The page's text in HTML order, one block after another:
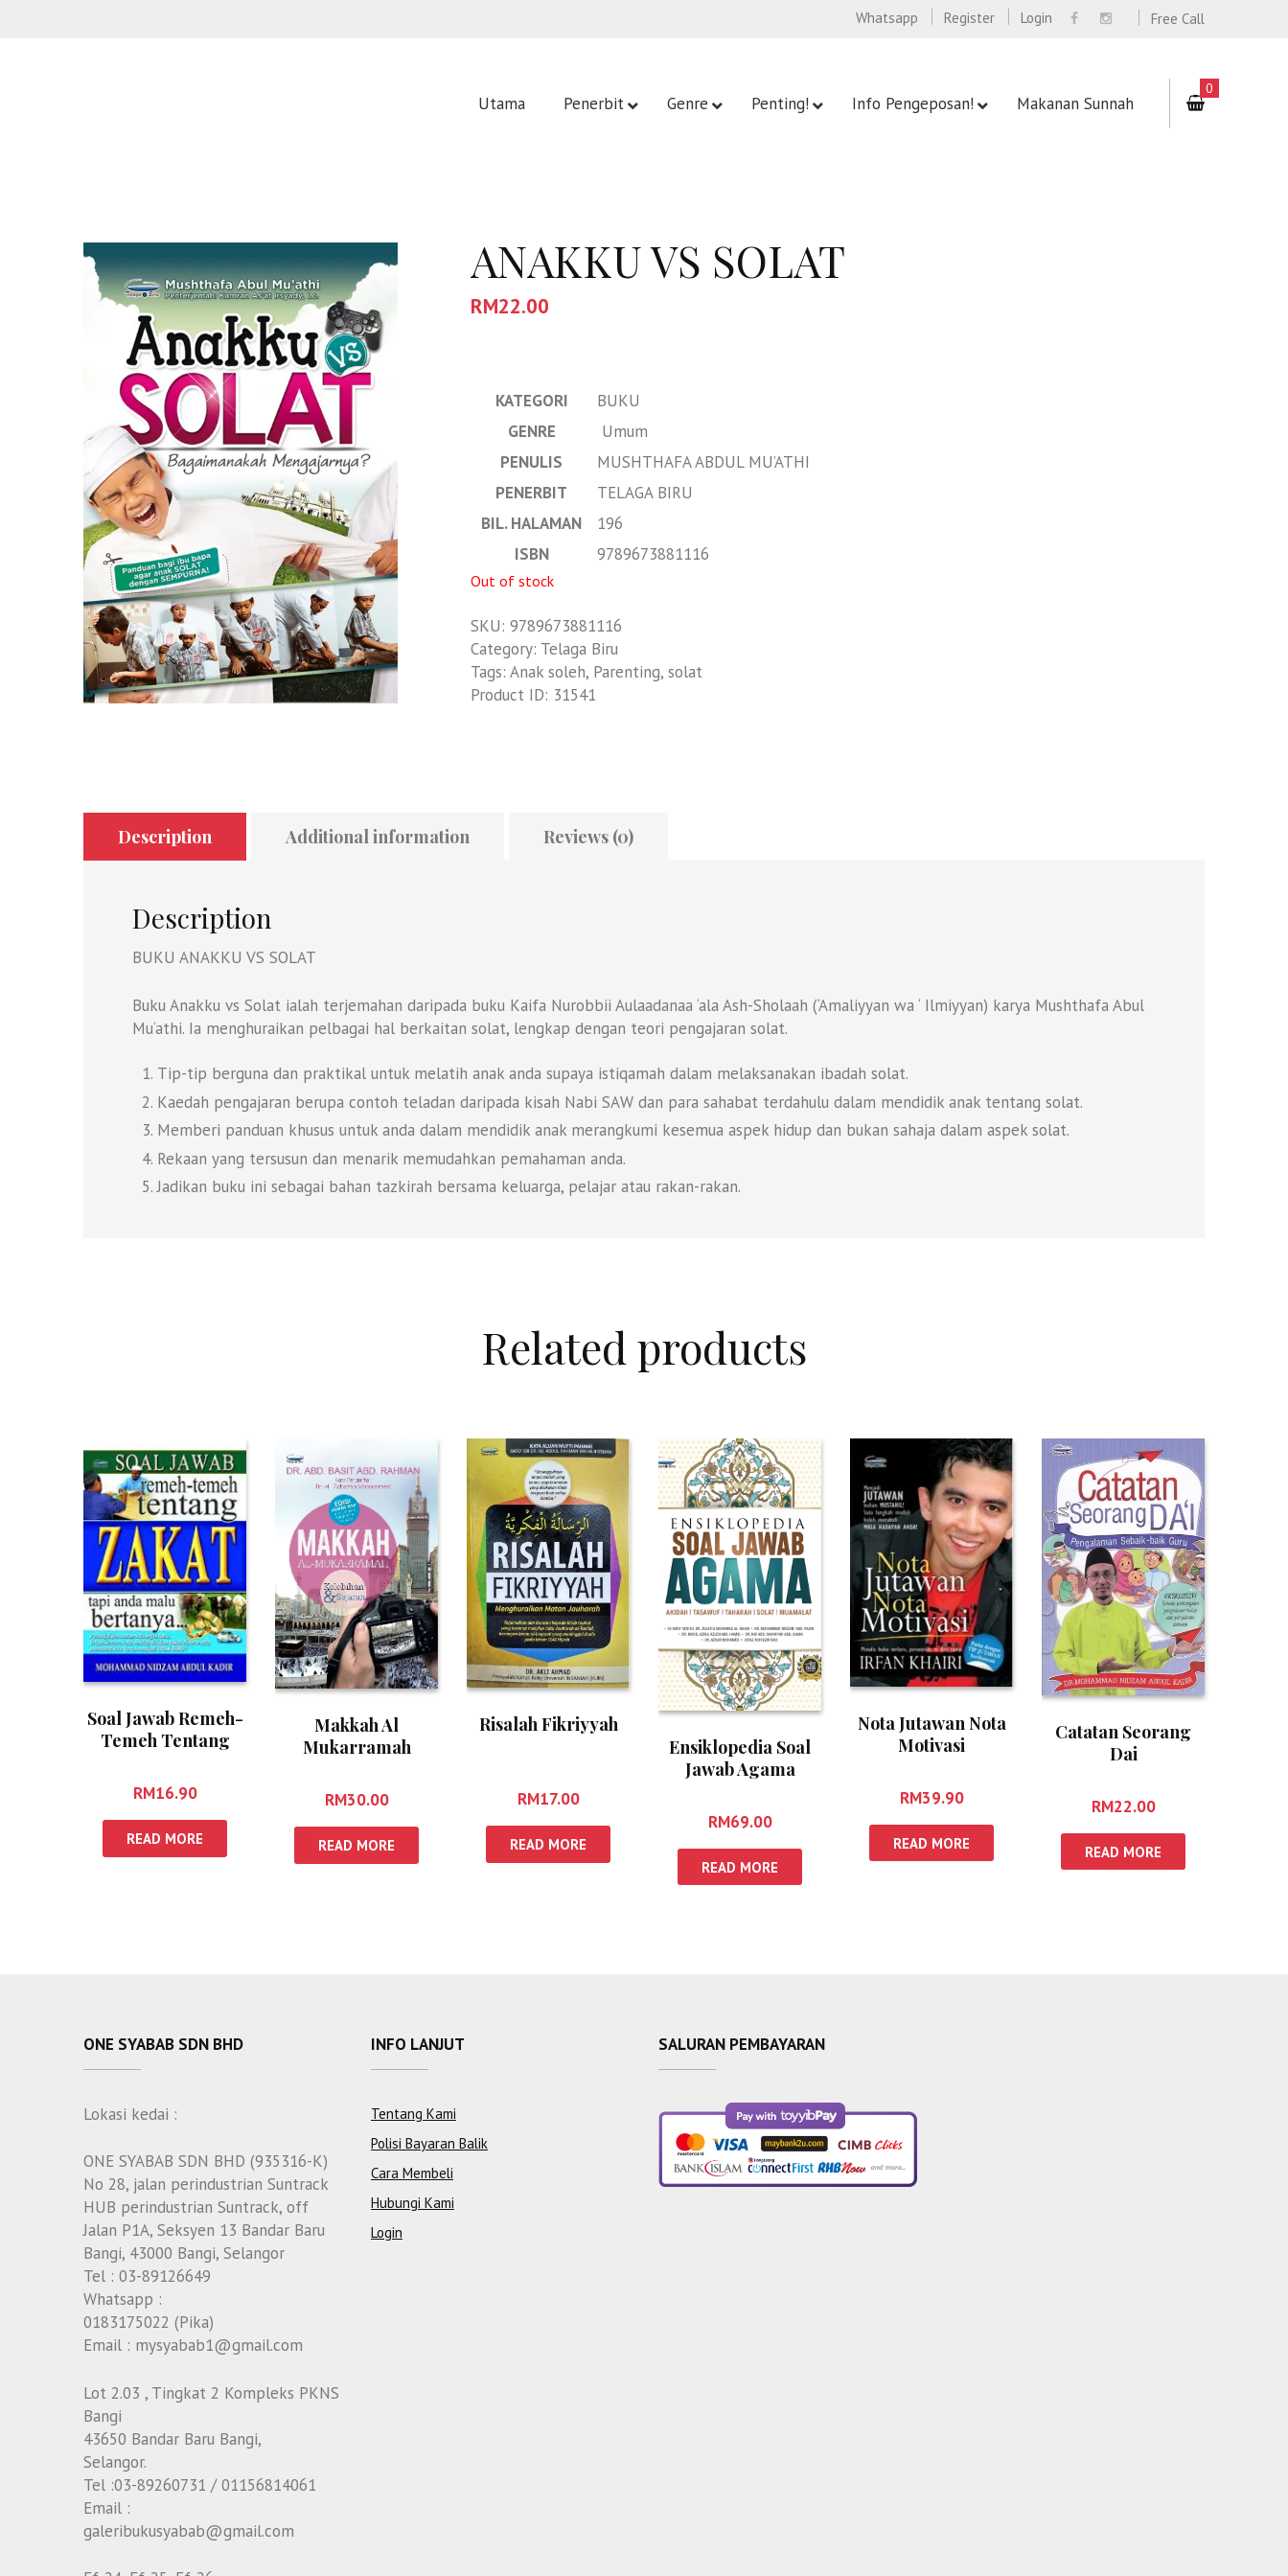
Free Call
Whatsapp Register Login
Utama Penerbit Genre Penting! Info Pengeposan! Makanan Sunnah
0
ANAKKU VS SOLAT
RM22.00
KATEGORI
BUKU
GENRE
Umum
PENULIS
MUSHTHAFA ABDUL MU’ATHI
PENERBIT
TELAGA BIRU
BIL. HALAMAN
196
ISBN
9789673881116
Out of stock
SKU: 9789673881116
Category: Telaga Biru
Tags: Anak soleh, Parenting, solat
Product ID: 31541
Description Additional information Reviews (0)
Description
BUKU ANAKKU VS SOLAT
Buku Anakku vs Solat ialah terjemahan daripada buku Kaifa Nurobbii Aulaadanaa ‘ala Ash-Sholaah (‘Amaliyyan wa ‘ Ilmiyyan) karya Mushthafa Abul
Mu‘athi. Ia menghuraikan pelbagai hal berkaitan solat, lengkap dengan teori pengajaran solat.
Tip-tip berguna dan praktikal untuk melatih anak anda supaya istiqamah dalam melaksanakan ibadah solat.
Kaedah pengajaran berupa contoh teladan daripada kisah Nabi SAW dan para sahabat terdahulu dalam mendidik anak tentang solat.
Memberi panduan khusus untuk anda dalam mendidik anak merangkumi kesemua aspek hidup dan bukan sahaja dalam aspek solat.
Rekaan yang tersusun dan menarik memudahkan pemahaman anda.
Jadikan buku ini sebagai bahan tazkirah bersama keluarga, pelajar atau rakan-rakan.
Related products
Soal Jawab Remeh-
Temeh Tentang
Malu Bertanya
RM16.90
READ MORE
Makkah Al
Mukarramah
Sejarah (Edisi
Kemas Kini)
RM30.00
READ MORE
Risalah Fikriyyah
RM17.00
READ MORE
Ensiklopedia Soal
Jawab Agama
RM69.00
READ MORE
Nota Jutawan Nota
Motivasi
RM39.90
READ MORE
Catatan Seorang
Dai
RM22.00
READ MORE
ONE SYABAB SDN BHD
Lokasi kedai :
ONE SYABAB SDN BHD (935316-K)
No 28, jalan perindustrian Suntrack
HUB perindustrian Suntrack, off
Jalan P1A, Seksyen 13 Bandar Baru
Bangi, 43000 Bangi, Selangor
Tel : 03-89126649
Whatsapp :
0183175022 (Pika)
Email : mysyabab1@gmail.com
Lot 2.03 , Tingkat 2 Kompleks PKNS
Bangi
43650 Bandar Baru Bangi,
Selangor.
Tel :03-89260731 / 01156814061
Email :
galeribukusyabab@gmail.com
INFO LANJUT
Tentang Kami
Polisi Bayaran Balik
Cara Membeli
Hubungi Kami
Login
SALURAN PEMBAYARAN